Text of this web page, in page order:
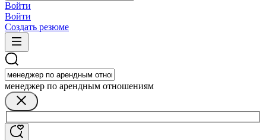
Войти
Войти
Создать резюме
менеджер по арендным отношениям